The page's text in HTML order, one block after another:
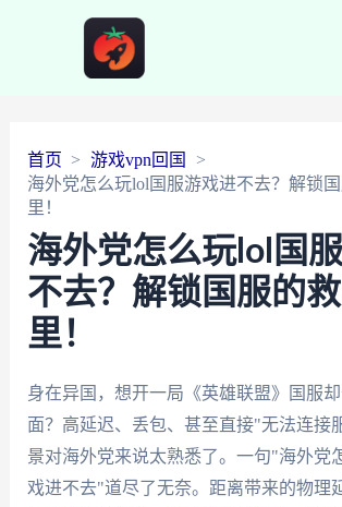
首页
游戏vpn回国
海外党怎么玩lol国服游戏进不去？解锁
里！
海外党怎么玩lol国
不去？解锁国服的
里！
身在异国，想开一局《英雄联盟》国服
面？高延迟、丢包、甚至直接"无法连接
景对海外党来说太熟悉了。一句"海外党
戏进不去"道尽了无奈。距离带来的物理